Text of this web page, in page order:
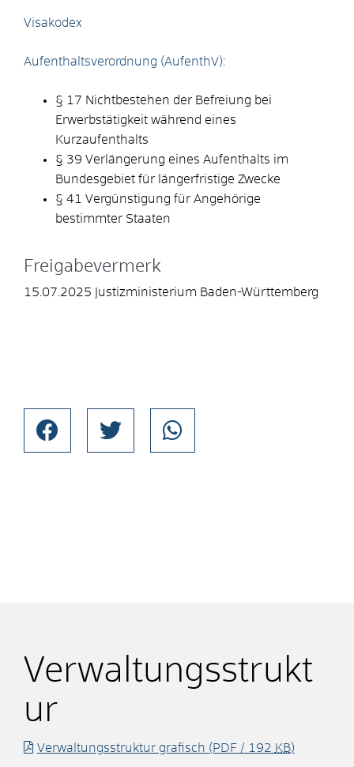
Visakodex
Aufenthaltsverordnung (AufenthV):
§ 17 Nichtbestehen der Befreiung bei
Erwerbstätigkeit während eines
Kurzaufenthalts
§ 39 Verlängerung eines Aufenthalts im
Bundesgebiet für längerfristige Zwecke
§ 41 Vergünstigung für Angehörige
bestimmter Staaten
Freigabevermerk
15.07.2025 Justizministerium Baden-Württemberg
Verwaltungsstrukt
ur
Verwaltungsstruktur grafisch (PDF / 192 KB)